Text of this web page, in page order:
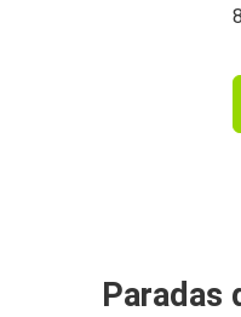
Paradas